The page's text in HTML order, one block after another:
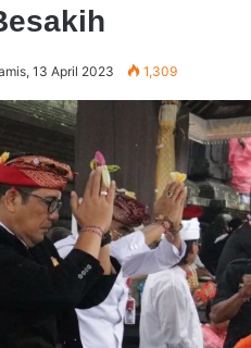
13 April 2023 1,309